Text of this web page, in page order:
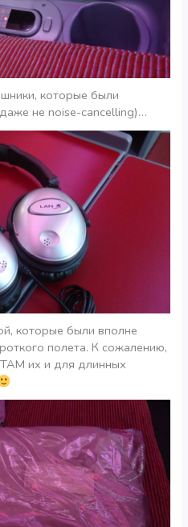
которые были
не noise-cancelling)…
которые были вполне
полета. К сожалению,
их и для длинных